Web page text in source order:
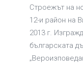
Строежът на
12-и район на
2013 г.
българската